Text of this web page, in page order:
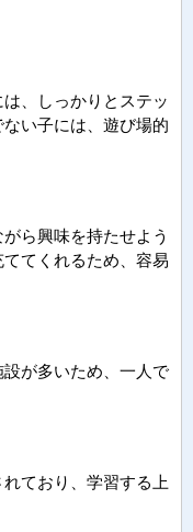
、しっかりとステッ
い子には、遊び場的
ら興味を持たせよう
てくれるため、容易
が多いため、一人で
ており、学習する上